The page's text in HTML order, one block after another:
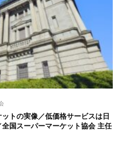
トの実像／低価格サービスは日
国スーパーマーケット協会 主任